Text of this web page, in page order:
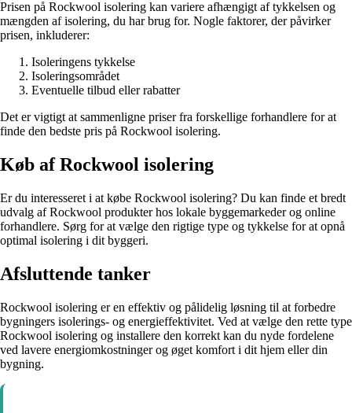
Prisen på Rockwool isolering kan variere afhængigt af tykkelsen og
mængden af isolering, du har brug for. Nogle faktorer, der påvirker
prisen, inkluderer:
Isoleringens tykkelse
Isoleringsområdet
Eventuelle tilbud eller rabatter
Det er vigtigt at sammenligne priser fra forskellige forhandlere for at
finde den bedste pris på Rockwool isolering.
Køb af Rockwool isolering
Er du interesseret i at købe Rockwool isolering? Du kan finde et bredt
udvalg af Rockwool produkter hos lokale byggemarkeder og online
forhandlere. Sørg for at vælge den rigtige type og tykkelse for at opnå
optimal isolering i dit byggeri.
Afsluttende tanker
Rockwool isolering er en effektiv og pålidelig løsning til at forbedre
bygningers isolerings- og energieffektivitet. Ved at vælge den rette type
Rockwool isolering og installere den korrekt kan du nyde fordelene
ved lavere energiomkostninger og øget komfort i dit hjem eller din
bygning.